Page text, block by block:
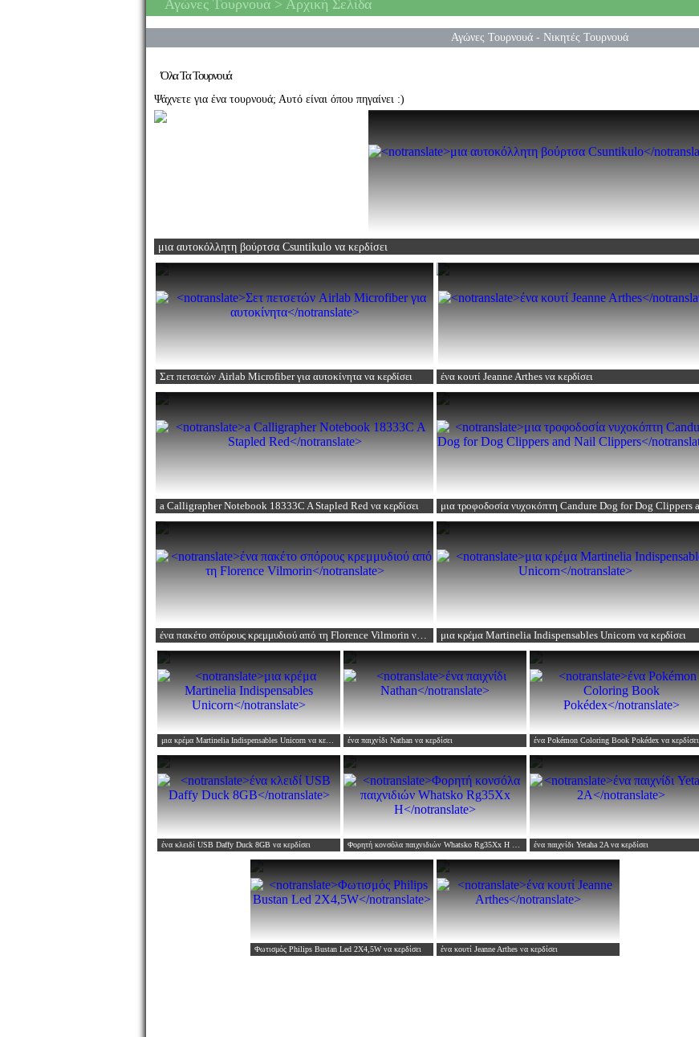
Αγώνες Τουρνουά > Αρχική Σελίδα
Αγώνες Τουρνουά- Νικητές Τουρνουά
Όλα Τα Τουρνουά
Ψάχνετε για ένα τουρνουά; Αυτό είναι όπου πηγαίνει :)
μια αυτοκόλλητη βούρτσα Csuntikulo να κερδίσει
Σετ πετσετών Airlab Microfiber για αυτοκίνητα να κερδίσει ένα κουτί Jeanne Arthes να κερδίσει
a Calligrapher Notebook 18333C A Stapled Red να κερδίσει
ένα πακέτο σπόρους κρεμμυδιού από τη Florence Vilmorin να κερδίσει μια κρέμα Martinelia Indispensables Unicorn να κερδίσει
μια κρέμα Martinelia Indispensables Unicorn να κερδίσει ένα παιχνίδι Nathan να κερδίσει ένα Pokémon Coloring Book Pokédex να κερδίσει
ένα κλειδί USB Daffy Duck 8GB να κερδίσει Φορητή κονσόλα παιχνιδιών Whatsko Rg35Xx H ένα παιχνίδι Yetaha 2A να κερδίσει
Φωτισμός Philips Bustan Led 2X4,5Wνα κερδίσει ένα κουτί Jeanne Arthes να κερδίσει